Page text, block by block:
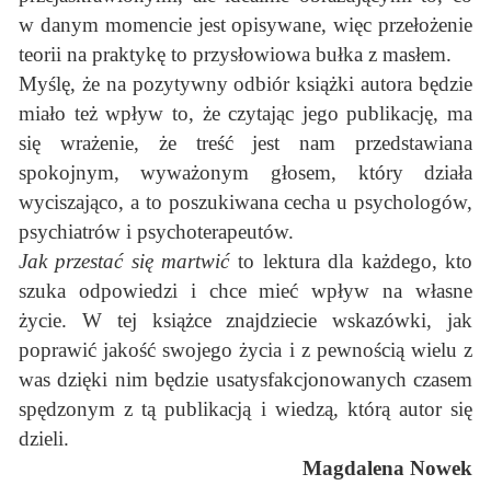
w danym momencie jest opisywane, więc przełożenie
teorii na praktykę to przysłowiowa bułka z masłem.
Myślę, że na pozytywny odbiór książki autora będzie
miało też wpływ to, że czytając jego publikację, ma
się wrażenie, że treść jest nam przedstawiana
spokojnym, wyważonym głosem, który działa
wyciszająco, a to poszukiwana cecha u psychologów,
psychiatrów i psychoterapeutów.
Jak przestać się martwićto lektura dla każdego, kto
szuka odpowiedzi i chce mieć wpływ na własne
życie. W tej książce znajdziecie wskazówki, jak
poprawić jakość swojego życia i z pewnością wielu z
was dzięki nim będzie usatysfakcjonowanych czasem
spędzonym z tą publikacją i wiedzą, którą autor się
dzieli.
Magdalena Nowek